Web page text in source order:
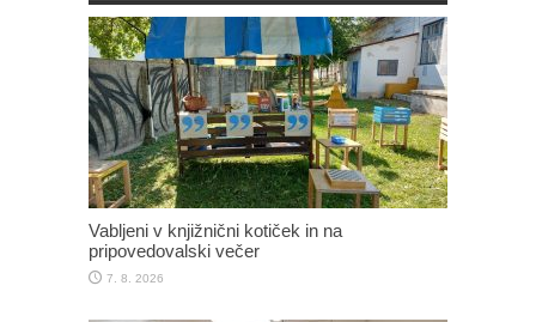
Vabljeni v knjižnični kotiček in na
pripovedovalski večer
7. 8. 2026